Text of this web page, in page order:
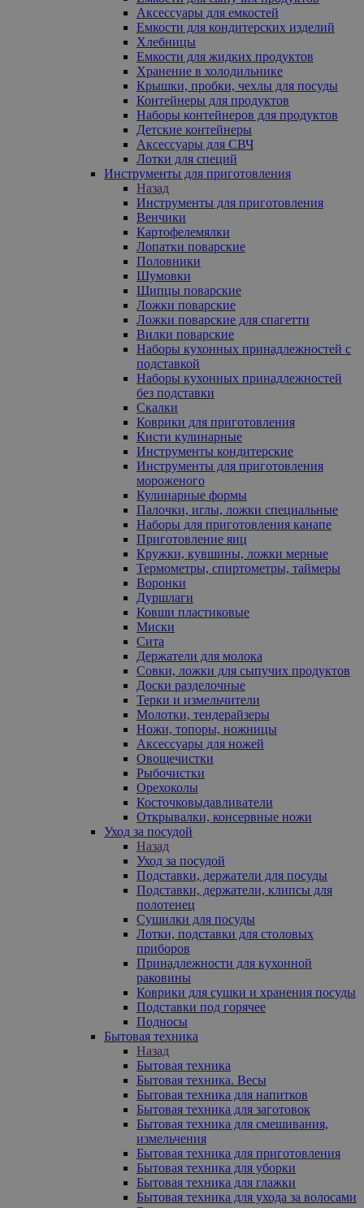
Аксессуары для емкостей
Емкости для кондитерских изделий
Хлебницы
Емкости для жидких продуктов
Хранение в холодильнике
Крышки, пробки, чехлы для посуды
Контейнеры для продуктов
Наборы контейнеров для продуктов
Детские контейнеры
Аксессуары для СВЧ
Лотки для специй
Инструменты для приготовления
Назад
Инструменты для приготовления
Венчики
Картофелемялки
Лопатки поварские
Половники
Шумовки
Щипцы поварские
Ложки поварские
Ложки поварские для спагетти
Вилки поварские
Наборы кухонных принадлежностей с
подставкой
Наборы кухонных принадлежностей
без подставки
Скалки
Коврики для приготовления
Кисти кулинарные
Инструменты кондитерские
Инструменты для приготовления
мороженого
Кулинарные формы
Палочки, иглы, ложки специальные
Наборы для приготовления канапе
Приготовление яиц
Кружки, кувшины, ложки мерные
Термометры, спиртометры, таймеры
Воронки
Дуршлаги
Ковши пластиковые
Миски
Сита
Держатели для молока
Совки, ложки для сыпучих продуктов
Доски разделочные
Терки и измельчители
Молотки, тендерайзеры
Ножи, топоры, ножницы
Аксессуары для ножей
Овощечистки
Рыбочистки
Орехоколы
Косточковыдавливатели
Открывалки, консервные ножи
Уход за посудой
Назад
Уход за посудой
Подставки, держатели для посуды
Подставки, держатели, клипсы для
полотенец
Сушилки для посуды
Лотки, подставки для столовых
приборов
Принадлежности для кухонной
раковины
Коврики для сушки и хранения посуды
Подставки под горячее
Подносы
Бытовая техника
Назад
Бытовая техника
Бытовая техника. Весы
Бытовая техника для напитков
Бытовая техника для заготовок
Бытовая техника для смешивания,
измельчения
Бытовая техника для приготовления
Бытовая техника для уборки
Бытовая техника для глажки
Бытовая техника для ухода за волосами